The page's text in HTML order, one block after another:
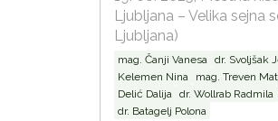
Ljubljana – Velika sejna
Ljubljana)
mag. Čanji Vanesa
dr. Svoljšak
Kelemen Nina
mag. Treven
Delić Dalija
dr. Wollrab Radmila
dr. Batagelj Polona